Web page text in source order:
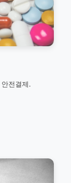
전결제.